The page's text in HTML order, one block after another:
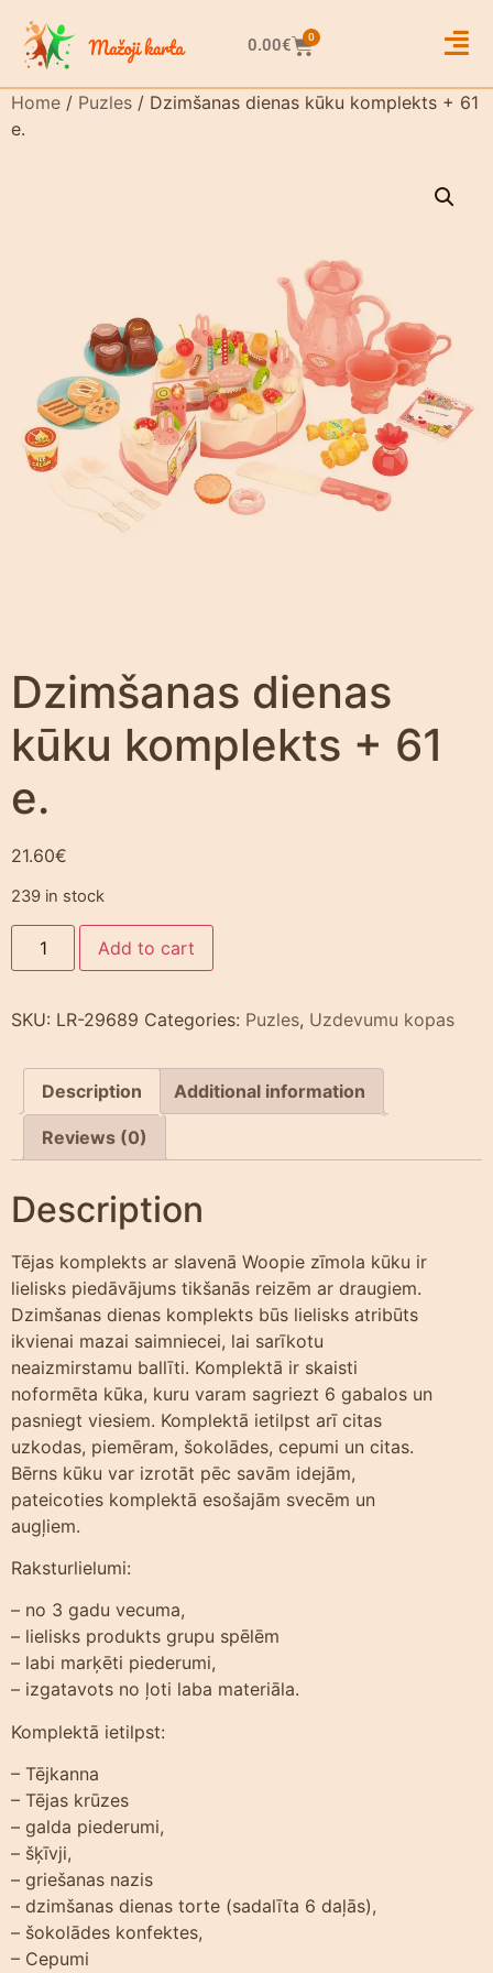
0.00€ 0
Home / Puzles / Dzimšanas dienas kūku komplekts + 61
e.
Dzimšanas dienas
kūku komplekts + 61
e.
21.60€
239 in stock
Add to cart
SKU: LR-29689 Categories: Puzles, Uzdevumu kopas
Description Additional information
Reviews (0)
Description
Tējas komplekts ar slavenā Woopie zīmola kūku ir
lielisks piedāvājums tikšanās reizēm ar draugiem.
Dzimšanas dienas komplekts būs lielisks atribūts
ikvienai mazai saimniecei, lai sarīkotu
neaizmirstamu ballīti. Komplektā ir skaisti
noformēta kūka, kuru varam sagriezt 6 gabalos un
pasniegt viesiem. Komplektā ietilpst arī citas
uzkodas, piemēram, šokolādes, cepumi un citas.
Bērns kūku var izrotāt pēc savām idejām,
pateicoties komplektā esošajām svecēm un
augļiem.
Raksturlielumi:
– no 3 gadu vecuma,
– lielisks produkts grupu spēlēm
– labi marķēti piederumi,
– izgatavots no ļoti laba materiāla.
Komplektā ietilpst:
– Tējkanna
– Tējas krūzes
– galda piederumi,
– šķīvji,
– griešanas nazis
– dzimšanas dienas torte (sadalīta 6 daļās),
– šokolādes konfektes,
– Cepumi